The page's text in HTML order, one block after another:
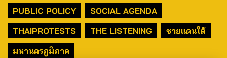
PUBLIC POLICY
SOCIAL AGENDA
THAIPROTESTS
THE LISTENING
ชายแดนใต้
มหานครภูมิภาค